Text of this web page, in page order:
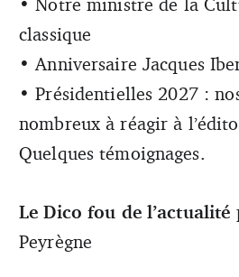
classique
• Anniversaire Jacques
• Présidentielles 2027 :
nombreux à réagir à
Quelques témoignages.
Le Dico fou de l’actualité
Peyrègne